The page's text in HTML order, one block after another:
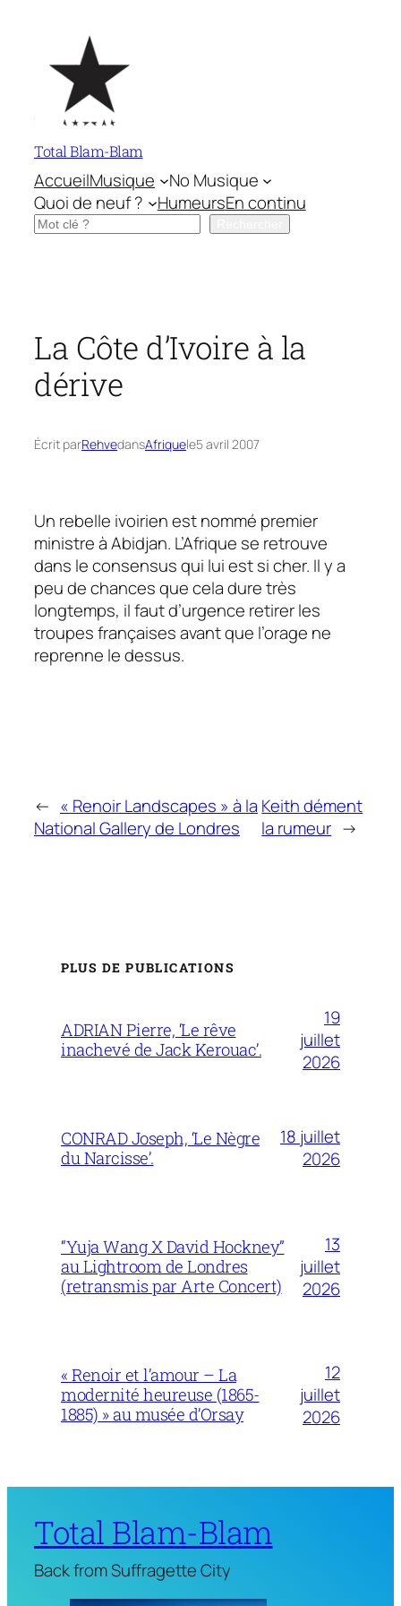
contenu
Total Blam-Blam
AccueilMusique
No Musique
Quoi de neuf ?
HumeursEn continu
Rechercher
La Côte d’Ivoire à la
dérive
Écrit parRehvedansAfriquele5 avril 2007
Un rebelle ivoirien est nommé premier
ministre à Abidjan. L’Afrique se retrouve
dans le consensus qui lui est si cher. Il y a
peu de chances que cela dure très
longtemps, il faut d’urgence retirer les
troupes françaises avant que l’orage ne
reprenne le dessus.
← « Renoir Landscapes » à la
National Gallery de Londres
Keith dément
la rumeur →
PLUS DE PUBLICATIONS
ADRIAN Pierre, ‘Le rêve
inachevé de Jack Kerouac’.
19
juillet
2026
CONRAD Joseph, ‘Le Nègre
du Narcisse’.
18 juillet
2026
“Yuja Wang X David Hockney”
au Lightroom de Londres
(retransmis par Arte Concert)
13
juillet
2026
« Renoir et l’amour – La
modernité heureuse (1865-
1885) » au musée d’Orsay
12
juillet
2026
Total Blam-Blam
Back from Suffragette City